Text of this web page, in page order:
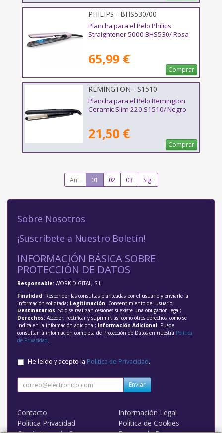
PHILIPS - BHS530/00
Plancha para el Pelo Philips
Straightener 5000 BHS530/ Rosa
65,99 €
Comprar
REMINGTON - S1510
Plancha para el Pelo Remington
Ceramic Slim 220 S1510/ Negro
21,50 €
Comprar
Ant. 01 02 03 Sig.
Sobre Nosotros
¡Suscríbete a Nuestro Boletín!
INFORMACIÓN BÁSICA SOBRE
PROTECCIÓN DE DATOS
Responsable: WORK DIGITAL, S.L.
Finalidad: Responder las consultas planteadas por el usuario y enviarle la
información solicitada; Legitimación: Consentimiento del usuario;
Destinatarios: Solo se realizan cesiones si existe una obligación legal;
Derechos: Acceder, rectificar y suprimir, así como otros derechos, como se
indica en la información adicional; Información Adicional: Puede
consultar la información completa de Protección de Datos en nuestra Política
de Privacidad.
He leído y acepto la Política de Privacidad.
Enviar
Contacto
Información Legal
Política Privacidad
Política de Cookies